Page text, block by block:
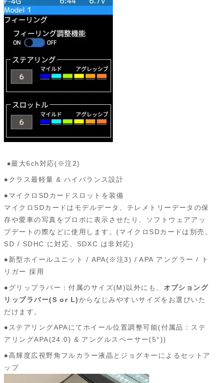
●最大6ch対応(※注2)
●クラス最軽量 & ハイバランス設計
●マイクロSDカードスロットを装備
マイクロSDカードはモデルデータ、テレメトリーデータの保
存や愛車の写真をプロポに表示させたり、ソフトウェアアッ
プデートの際などに使用します。(マイクロSDカードは別売。
SD / SDHC に対応、SDXC は非対応)
●新型ホイールユニット / APA(※注3) / APA アングラー / ト
リガー 採用
●グリップラバー：付属のサイズ(M)以外にも、 オプショング
リップラバー(S or L)からなじみやすいサイズをお選びいた
だけます。
●ステアリングAPAにてホイール位置調整可能(付属品：ステ
アリングAPA(24.0) & アングルスペーサー(5°))
●高輝度広視野角フルカラー液晶とジョグキーによるセットア
ップ